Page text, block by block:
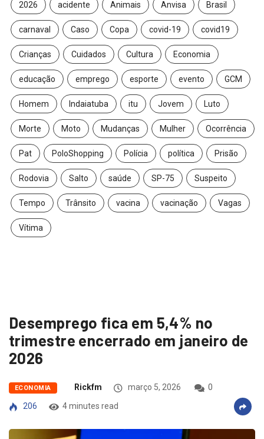
2026 acidente Animais Anvisa Brasil
carnaval Caso Copa covid-19 covid19
Crianças Cuidados Cultura Economia
educação emprego esporte evento GCM
Homem Indaiatuba itu Jovem Luto
Morte Moto Mudanças Mulher Ocorrência
Pat PoloShopping Polícia política Prisão
Rodovia Salto saúde SP-75 Suspeito
Tempo Trânsito vacina vacinação Vagas
Vítima
Desemprego fica em 5,4% no
trimestre encerrado em janeiro de
2026
ECONOMIA Rickfm março 5, 2026
0
206
4 minutes read